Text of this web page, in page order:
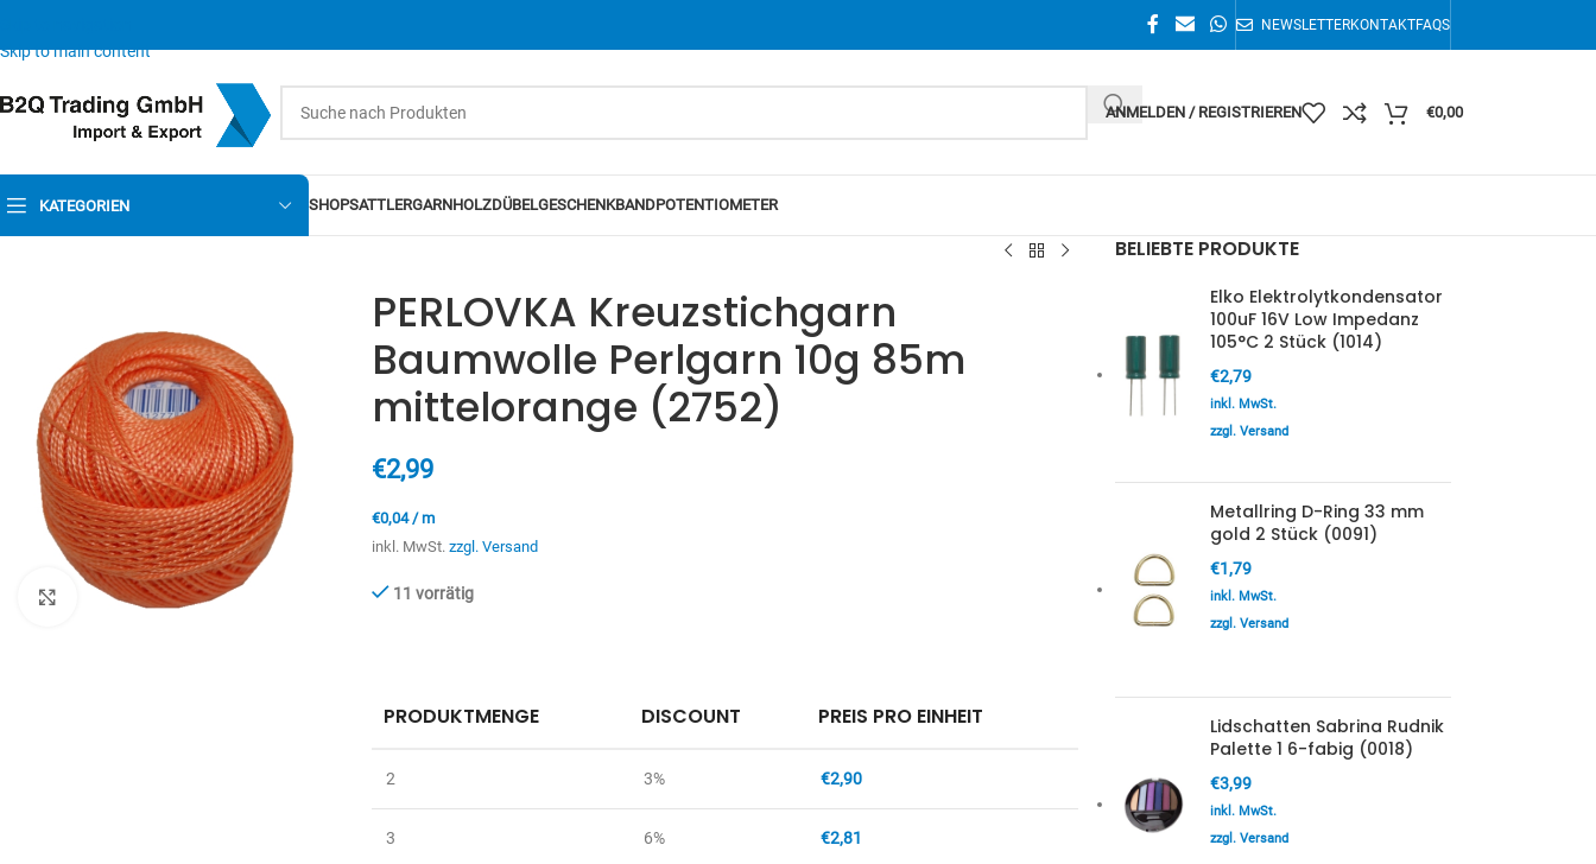
Skip to main content
NEWSLETTERKONTAKTFAQS
ANMELDEN / REGISTRIEREN €0,00
KATEGORIEN SHOPSATTLERGARNHOLZDÜBELGESCHENKBANDPOTENTIOMETER
Zum Vergrößern anklicken
PERLOVKA Kreuzstichgarn
Baumwolle Perlgarn 10g 85m
mittelorange (2752)
€2,99
€0,04/m
inkl. MwSt. zzgl. Versand
11 vorrätig
PRODUKTMENGE DISCOUNT PREIS PRO EINHEIT
2 3% €2,90
3 6% €2,81
BELIEBTE PRODUKTE
Elko Elektrolytkondensator
100uF 16V Low Impedanz
105°C 2 Stück (1014)
€2,79
inkl. MwSt.
zzgl. Versand
Metallring D-Ring 33 mm
gold 2 Stück (0091)
€1,79
inkl. MwSt.
zzgl. Versand
Lidschatten Sabrina Rudnik
Palette 1 6-fabig (0018)
€3,99
inkl. MwSt.
zzgl. Versand